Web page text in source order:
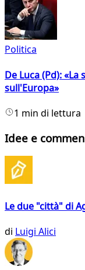
Politica
De Luca (Pd):
sull'Europa»
1 min di lettura
Idee e
Le due "città" di
di Luigi Alici